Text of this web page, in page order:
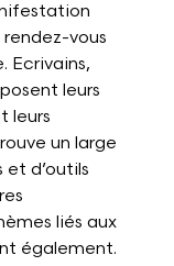
vous
Ecrivains,
leurs
leurs
un large
d’outils
liés aux
également.